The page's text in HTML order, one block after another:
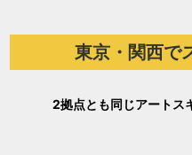
東京・関西で
2拠点とも同じアートス